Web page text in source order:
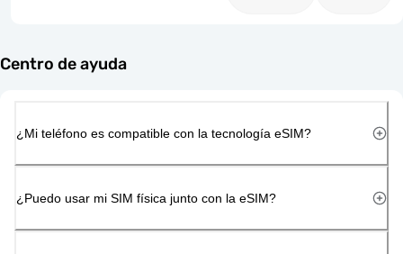
Centro de ayuda
¿Mi teléfono es compatible con la tecnología eSIM?
¿Puedo usar mi SIM física junto con la eSIM?